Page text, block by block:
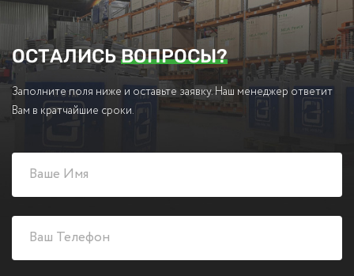
ОСТАЛИСЬВОПРОСЫ?
Заполните поля ниже и оставьте заявку. Наш менеджер ответит
Вам в кратчайшие сроки.